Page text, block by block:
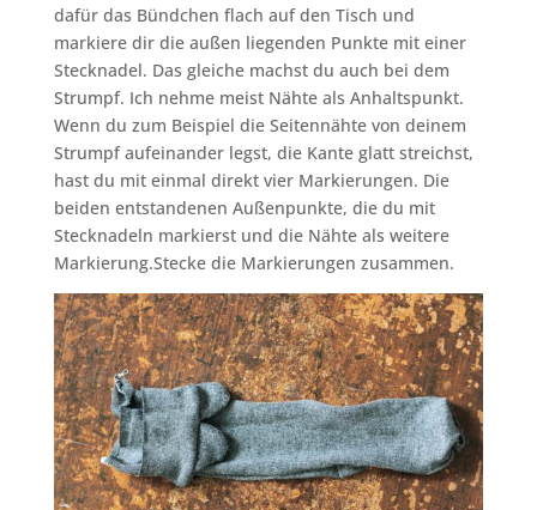
dafür das Bündchen flach auf den Tisch und
markiere dir die außen liegenden Punkte mit einer
Stecknadel. Das gleiche machst du auch bei dem
Strumpf. Ich nehme meist Nähte als Anhaltspunkt.
Wenn du zum Beispiel die Seitennähte von deinem
Strumpf aufeinander legst, die Kante glatt streichst,
hast du mit einmal direkt vier Markierungen. Die
beiden entstandenen Außenpunkte, die du mit
Stecknadeln markierst und die Nähte als weitere
Markierung.Stecke die Markierungen zusammen.